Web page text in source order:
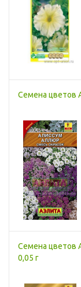
Семена цветов
Семена цветов
0,05 г